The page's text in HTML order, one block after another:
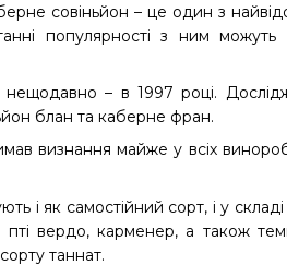
совіньйон – це один з
популярності з ним
– в 1997 році.
блан та каберне фран.
визнання майже у всіх
і як самостійний сорт, і у
вердо, карменер, а також
таннат.